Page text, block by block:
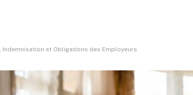
Indemnisation et Obligations des Employeurs